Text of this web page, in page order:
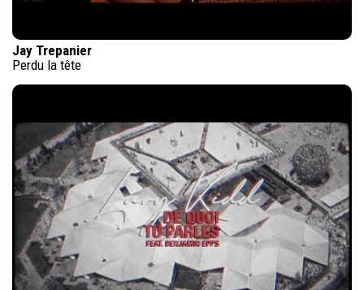
Jay Trepanier
Perdu la tête